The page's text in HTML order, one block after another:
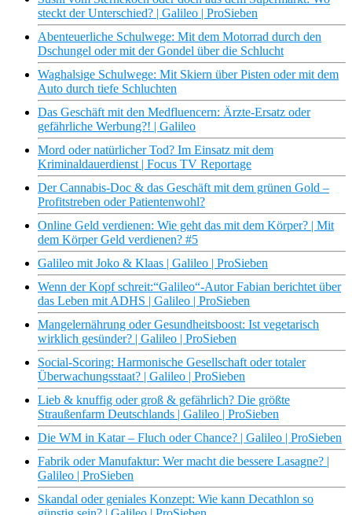
steckt der Unterschied? | Galileo | ProSieben
Abenteuerliche Schulwege: Mit dem Motorrad durch den
Dschungel oder mit der Gondel über die Schlucht
Waghalsige Schulwege: Mit Skiern über Pisten oder mit dem
Auto durch tiefe Schluchten
Das Geschäft mit den Medfluencern: Ärzte-Ersatz oder
gefährliche Werbung?! | Galileo
Mord oder natürlicher Tod? Im Einsatz mit dem
Kriminaldauerdienst | Focus TV Reportage
Der Cannabis-Doc & das Geschäft mit dem grünen Gold –
Profitstreben oder Patientenwohl?
Online Geld verdienen: Wie geht das mit dem Körper? | Mit
dem Körper Geld verdienen? #5
Galileo mit Joko & Klaas | Galileo | ProSieben
Wenn der Kopf schreit:“Galileo“-Autor Fabian berichtet über
das Leben mit ADHS | Galileo | ProSieben
Mangelernährung oder Gesundheitsboost: Ist vegetarisch
wirklich gesünder? | Galileo | ProSieben
Social-Scoring: Harmonische Gesellschaft oder totaler
Überwachungsstaat? | Galileo | ProSieben
Lieb & knuffig oder groß & gefährlich? Die größte
Straußenfarm Deutschlands | Galileo | ProSieben
Die WM in Katar – Fluch oder Chance? | Galileo | ProSieben
Fabrik oder Manufaktur: Wer macht die bessere Lasagne? |
Galileo | ProSieben
Skandal oder geniales Konzept: Wie kann Decathlon so